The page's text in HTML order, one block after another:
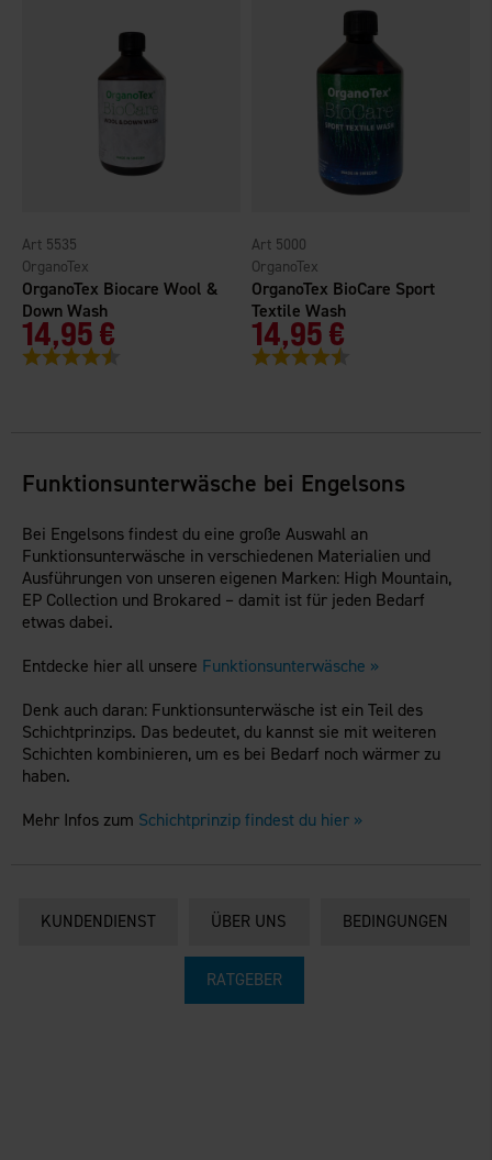
OrganoTex Biocare Wool &
Down Wash
OrganoTex
5535
14,95 €
Bewertung:
OrganoTex BioCare Sport
Textile Wash
OrganoTex
5000
14,95 €
Bewertung:
Funktionsunterwäsche bei Engelsons
Bei Engelsons findest du eine große Auswahl an
Funktionsunterwäsche in verschiedenen Materialien und
Ausführungen von unseren eigenen Marken: High Mountain,
EP Collection und Brokared – damit ist für jeden Bedarf
etwas dabei.
Entdecke hier all unsere Funktionsunterwäsche »
Denk auch daran: Funktionsunterwäsche ist ein Teil des
Schichtprinzips. Das bedeutet, du kannst sie mit weiteren
Schichten kombinieren, um es bei Bedarf noch wärmer zu
haben.
Mehr Infos zum Schichtprinzip findest du hier »
KUNDENDIENST ÜBER UNS BEDINGUNGEN
RATGEBER